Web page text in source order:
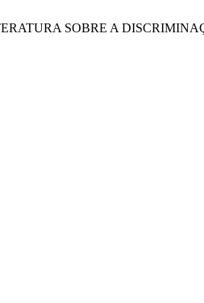
SOBRE A